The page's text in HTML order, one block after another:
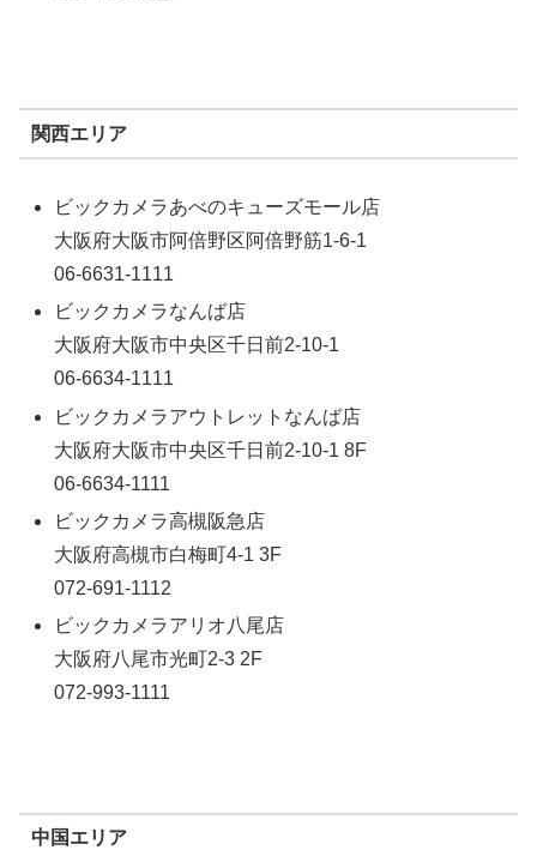
関西エリア
ビックカメラあべのキューズモール店
大阪府大阪市阿倍野区阿倍野筋1-6-1
06-6631-1111
ビックカメラなんば店
大阪府大阪市中央区千日前2-10-1
06-6634-1111
ビックカメラアウトレットなんば店
大阪府大阪市中央区千日前2-10-1 8F
06-6634-1111
ビックカメラ高槻阪急店
大阪府高槻市白梅町4-1 3F
072-691-1112
ビックカメラアリオ八尾店
大阪府八尾市光町2-3 2F
072-993-1111
中国エリア